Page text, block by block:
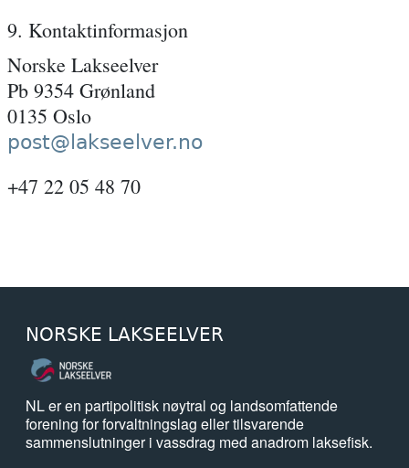
9. Kontaktinformasjon
Norske Lakseelver
Pb 9354 Grønland
0135 Oslo
post@lakseelver.no
+47 22 05 48 70
NORSKE LAKSEELVER
NL er en partipolitisk nøytral og landsomfattende
forening for forvaltningslag eller tilsvarende
sammenslutninger i vassdrag med anadrom laksefisk.